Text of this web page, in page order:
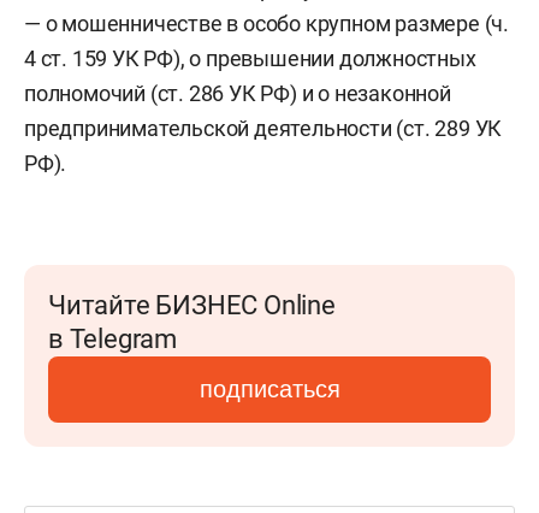
— о мошенничестве в особо крупном размере (ч.
4 ст. 159 УК РФ), о превышении должностных
полномочий (ст. 286 УК РФ) и о незаконной
предпринимательской деятельности (ст. 289 УК
РФ).
Читайте БИЗНЕС Online
в Telegram
подписаться